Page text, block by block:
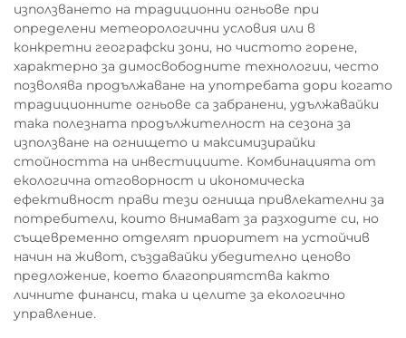
използването на традиционни огньове при
определени метеорологични условия или в
конкретни географски зони, но чистото горене,
характерно за димосвободните технологии, често
позволява продължаване на употребата дори когато
традиционните огньове са забранени, удължавайки
така полезната продължителност на сезона за
използване на огнището и максимизирайки
стойността на инвестициите. Комбинацията от
екологична отговорност и икономическа
ефективност прави тези огнища привлекателни за
потребители, които внимават за разходите си, но
същевременно отделят приоритет на устойчив
начин на живот, създавайки убедително ценово
предложение, което благоприятства както
личните финанси, така и целите за екологично
управление.